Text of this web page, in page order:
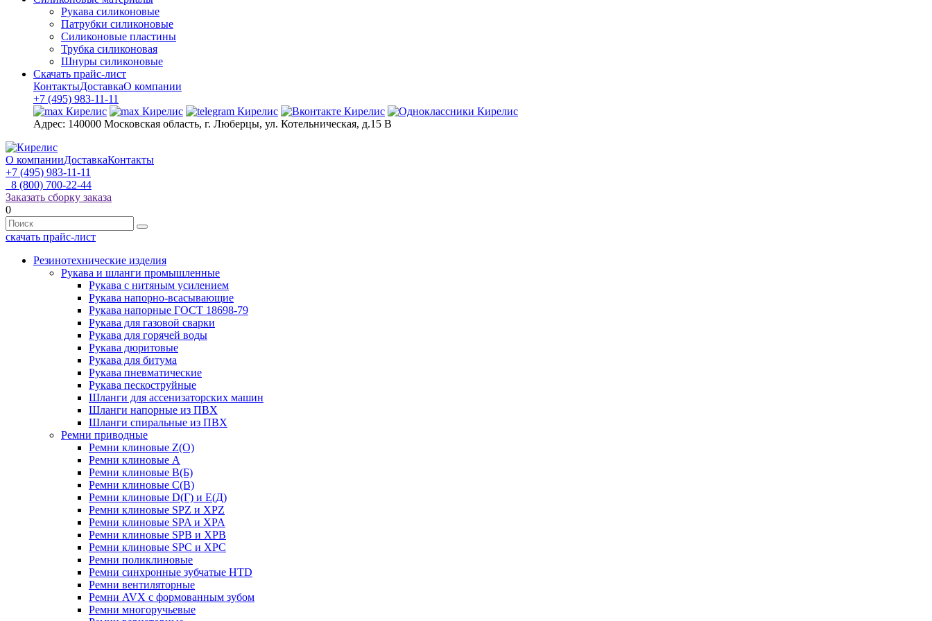
Рукава силиконовые
Патрубки силиконовые
Силиконовые пластины
Трубка силиконовая
Шнуры силиконовые
Скачать прайс-лист
КонтактыДоставкаО компании
+7 (495) 983-11-11
Адрес: 140000 Московская область, г. Люберцы, ул. Котельническая, д.15 В
О компанииДоставкаКонтакты
+7 (495) 983-11-11
8 (800) 700-22-44
Заказать сборку заказа
0
скачать прайс-лист
Резинотехнические изделия
Рукава и шланги промышленные
Рукава с нитяным усилением
Рукава напорно-всасывающие
Рукава напорные ГОСТ 18698-79
Рукава для газовой сварки
Рукава для горячей воды
Рукава дюритовые
Рукава для битума
Рукава пневматические
Рукава пескоструйные
Шланги для ассенизаторских машин
Шланги напорные из ПВХ
Шланги спиральные из ПВХ
Ремни приводные
Ремни клиновые Z(О)
Ремни клиновые А
Ремни клиновые В(Б)
Ремни клиновые С(В)
Ремни клиновые D(Г) и Е(Д)
Ремни клиновые SPZ и XPZ
Ремни клиновые SPA и XPA
Ремни клиновые SPB и XPB
Ремни клиновые SPC и XPC
Ремни поликлиновые
Ремни синхронные зубчатые HTD
Ремни вентиляторные
Ремни AVX с формованным зубом
Ремни многоручьевые